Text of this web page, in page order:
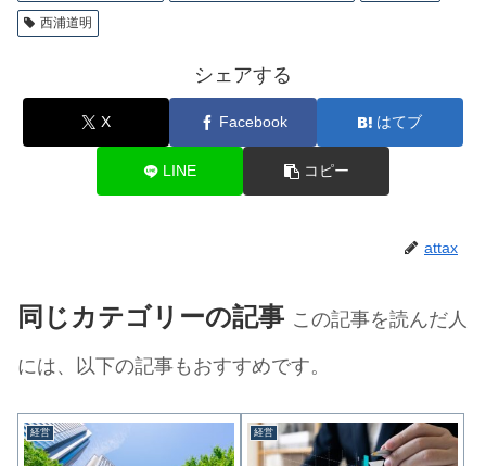
西浦道明
シェアする
X Facebook はてブ
LINE コピー
attax
同じカテゴリーの記事 この記事を読んだ人
には、以下の記事もおすすめです。
経営 経営